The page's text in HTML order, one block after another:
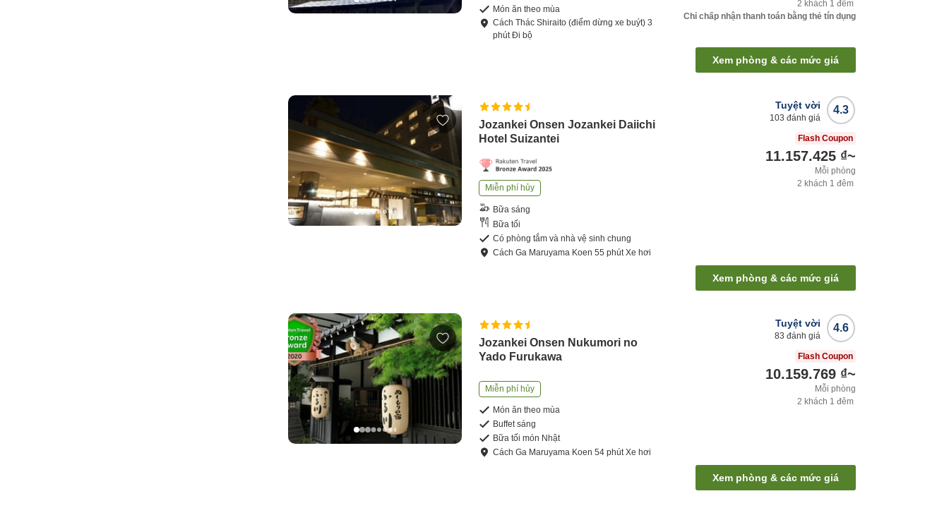
Món ăn theo mùa
CáchThác Shiraito (điểm dừng xe buýt) 3
phútĐi bộ
2 khách 1 đêm
Chỉ chấp nhận thanh toán bằng thẻ tín dụng
Xem phòng & các mức giá
Jozankei Onsen Jozankei Daiichi
Hotel Suizantei
Miễn phí hủy
Bữa sáng
Bữa tối
Có phòng tắm và nhà vệ sinh chung
CáchGa Maruyama Koen55 phútXe hơi
4.3
Tuyệt vời
103 đánh giá
Flash Coupon
11.157.425 ₫~
Mỗi phòng
2 khách 1 đêm
Xem phòng & các mức giá
Jozankei Onsen Nukumori no
Yado Furukawa
Miễn phí hủy
Món ăn theo mùa
Buffet sáng
Bữa tối món Nhật
CáchGa Maruyama Koen54 phútXe hơi
4.6
Tuyệt vời
83 đánh giá
Flash Coupon
10.159.769 ₫~
Mỗi phòng
2 khách 1 đêm
Xem phòng & các mức giá